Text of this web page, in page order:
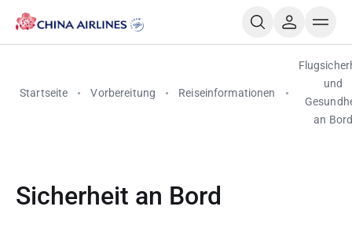
Startseite Vorbereitung Reiseinformationen
und
an
Sicherheit an Bord